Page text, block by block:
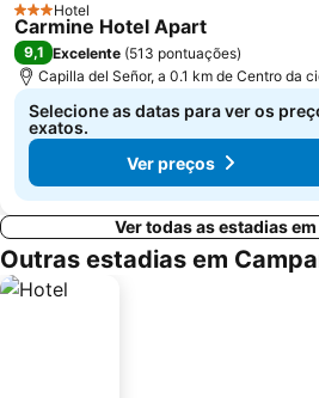
3 Estrelas
Hotel
Carmine Hotel Apart
9,1 Excelente (513 pontuações)
Capilla del Señor, a 0.1 km de Centro da
Selecione as datas para ver os
exatos.
Ver preços
Ver todas as estadias
Outras estadias em